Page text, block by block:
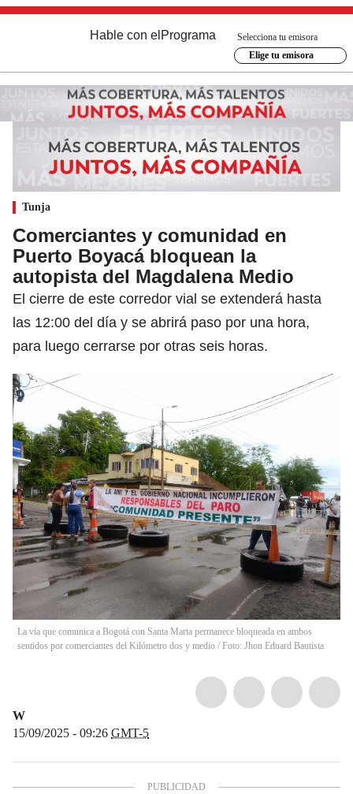
Hable con el Programa
Selecciona tu emisora
Elige tu emisora
Tunja
Comerciantes y comunidad en
Puerto Boyacá bloquean la
autopista del Magdalena Medio
El cierre de este corredor vial se extenderá hasta
las 12:00 del día y se abrirá paso por una hora,
para luego cerrarse por otras seis horas.
La vía que comunica a Bogotá con Santa Marta permanece bloqueada en ambos
sentidos por comerciantes del Kilómetro dos y medio / Foto: Jhon Eduard Bautista
W
15/09/2025 - 09:26 GMT-5